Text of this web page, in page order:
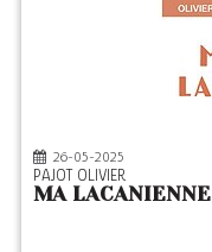
26-05-2025
PAJOT OLIVIER
MA LACANIENNE